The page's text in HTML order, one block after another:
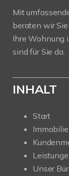
Mit
beraten wir
Ihre Wohnung
sind für Sie da.
INHALT
Start
Unser